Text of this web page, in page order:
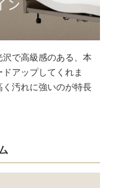
で高級感のある、本
アップしてくれま
汚れに強いのが特長